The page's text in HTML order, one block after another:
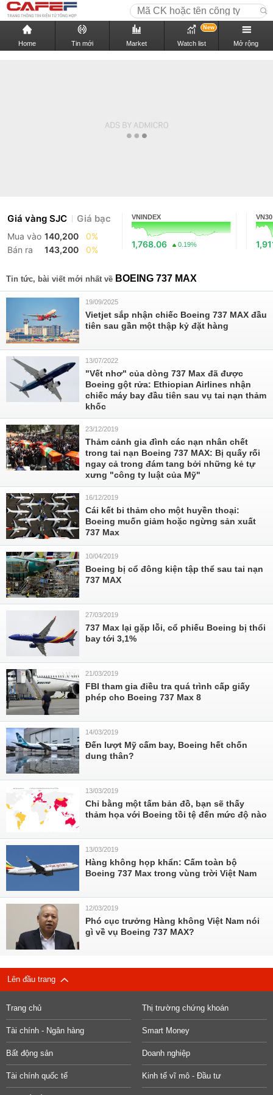
Home Tin mới Market Watch list
New
Mở rộng
Giá vàng SJC Giá bạc
Mua vào 140,200
0%
Bán ra
143,200 0%
VNINDEX
1,768.06 0.19%
VN30
Tin tức, bài viết mới nhất về BOEING 737 MAX
19/09/2025
Vietjet sắp nhận chiếc Boeing 737 MAX đầu
tiên sau gần một thập kỷ đặt hàng
13/07/2022
"Vết nhơ" của dòng 737 Max đã được
Boeing gột rửa: Ethiopian Airlines nhận
chiếc máy bay đầu tiên sau vụ tai nạn thảm
khốc
23/12/2019
Thảm cảnh gia đình các nạn nhân chết
trong tai nạn Boeing 737 MAX: Bị quấy rối
ngay cả trong đám tang bởi những kẻ tự
xưng "công ty luật của Mỹ"
16/12/2019
Cái kết bi thảm cho một huyền thoại:
Boeing muốn giảm hoặc ngừng sản xuất
737 Max
10/04/2019
Boeing bị cổ đông kiện tập thể sau tai nạn
737 MAX
27/03/2019
737 Max lại gặp lỗi, cổ phiếu Boeing bị thổi
bay tới 3,1%
21/03/2019
FBI tham gia điều tra quá trình cấp giấy
phép cho Boeing 737 Max 8
14/03/2019
Đến lượt Mỹ cấm bay, Boeing hết chốn
dung thân?
13/03/2019
Chỉ bằng một tấm bản đồ, bạn sẽ thấy
thảm họa với Boeing tồi tệ đến mức độ nào
13/03/2019
Hàng không họp khẩn: Cấm toàn bộ
Boeing 737 Max trong vùng trời Việt Nam
12/03/2019
Phó cục trưởng Hàng không Việt Nam nói
gì về vụ Boeing 737 MAX?
Lên đầu trang
Trang chủ Thị trường chứng khoán
Tài chính - Ngân hàng Smart Money
Bất động sản Doanh nghiệp
Tài chính quốc tế Kinh tế vĩ mô - Đầu tư